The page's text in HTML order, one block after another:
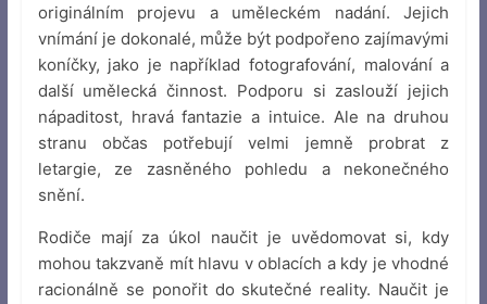
originálním projevu a uměleckém nadání. Jejich
vnímání je dokonalé, může být podpořeno zajímavými
koníčky, jako je například fotografování, malování a
další umělecká činnost. Podporu si zaslouží jejich
nápaditost, hravá fantazie a intuice. Ale na druhou
stranu občas potřebují velmi jemně probrat z
letargie, ze zasněného pohledu a nekonečného
snění.
Rodiče mají za úkol naučit je uvědomovat si, kdy
mohou takzvaně mít hlavu v oblacích a kdy je vhodné
racionálně se ponořit do skutečné reality. Naučit je